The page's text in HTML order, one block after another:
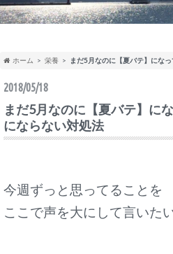
ホーム 栄養 まだ5月なのに【夏バテ】にな
2018/05/18
まだ5月なのに【夏バテ】に
にならない対処法
今週ずっと思ってることを
ここで声を大にして言いた